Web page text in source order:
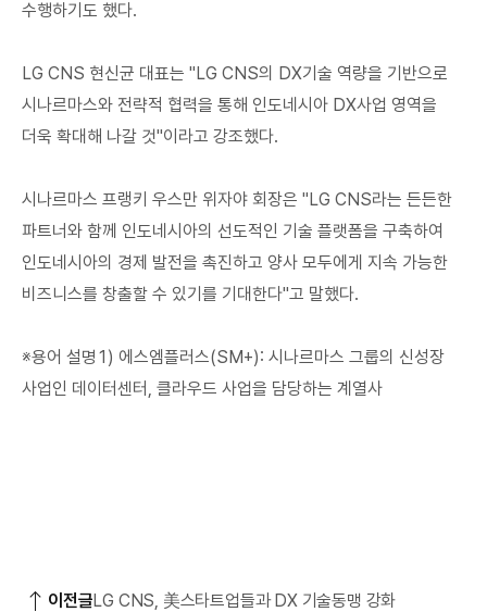
수행하기도 했다.
LG CNS 현신균 대표는 "LG CNS의 DX기술 역량을 기반으로
시나르마스와 전략적 협력을 통해 인도네시아 DX사업 영역을
더욱 확대해 나갈 것"이라고 강조했다.
시나르마스 프랭키 우스만 위자야 회장은 "LG CNS라는 든든한
파트너와 함께 인도네시아의 선도적인 기술 플랫폼을 구축하여
인도네시아의 경제 발전을 촉진하고 양사 모두에게 지속 가능한
비즈니스를 창출할 수 있기를 기대한다"고 말했다.
※용어 설명1) 에스엠플러스(SM+): 시나르마스 그룹의 신성장
사업인 데이터센터, 클라우드 사업을 담당하는 계열사
이전글LG CNS, 美스타트업들과 DX 기술동맹 강화